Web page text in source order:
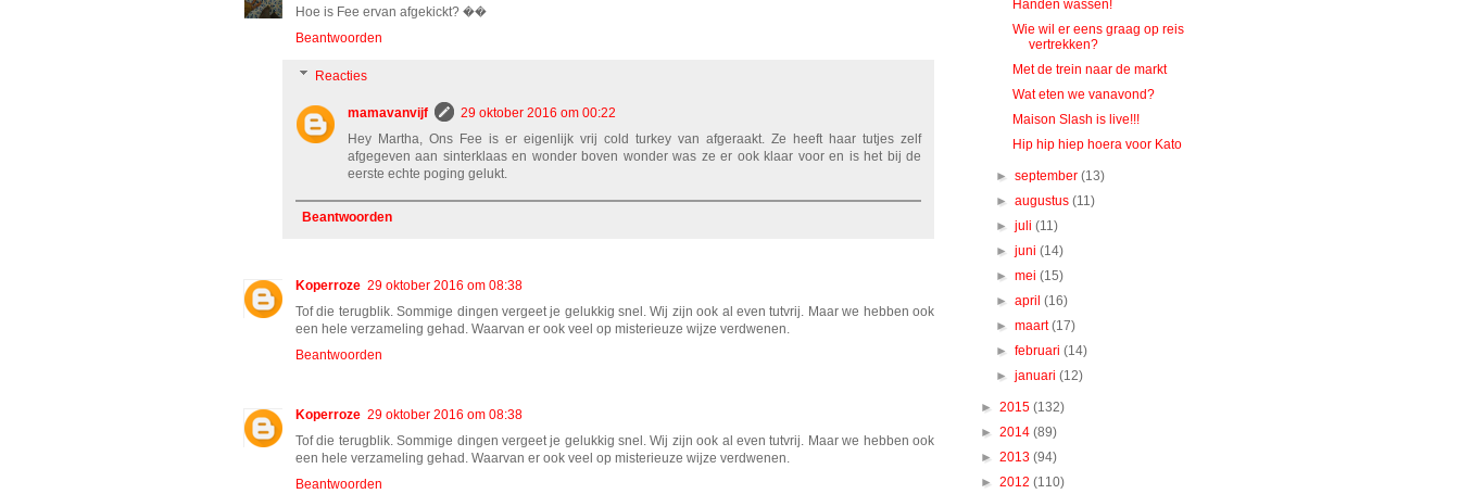
Hoe is Fee ervan afgekickt? ��
Beantwoorden
Reacties
mamavanvijf
29 oktober 2016 om 00:22
Hey Martha, Ons Fee is er eigenlijk vrij cold turkey van afgeraakt. Ze heeft haar tutjes zelf
afgegeven aan sinterklaas en wonder boven wonder was ze er ook klaar voor en is het bij de
eerste echte poging gelukt.
Beantwoorden
Koperroze 29 oktober 2016 om 08:38
Tof die terugblik. Sommige dingen vergeet je gelukkig snel. Wij zijn ook al even tutvrij. Maar we hebben ook
een hele verzameling gehad. Waarvan er ook veel op misterieuze wijze verdwenen.
Beantwoorden
Koperroze 29 oktober 2016 om 08:38
Tof die terugblik. Sommige dingen vergeet je gelukkig snel. Wij zijn ook al even tutvrij. Maar we hebben ook
een hele verzameling gehad. Waarvan er ook veel op misterieuze wijze verdwenen.
Beantwoorden
Handen wassen!
Wie wil er eens graag op reis
vertrekken?
Met de trein naar de markt
Wat eten we vanavond?
Maison Slash is live!!!
Hip hip hiep hoera voor Kato
►september(13)
►augustus(11)
►juli(11)
►juni(14)
►mei(15)
►april(16)
►maart(17)
►februari(14)
►januari(12)
► 2015 (132)
► 2014 (89)
► 2013 (94)
► 2012 (110)